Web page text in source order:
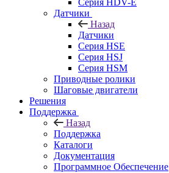
Серия HDV-E
Датчики
Назад
Датчики
Серия HSE
Серия HSJ
Серия HSM
Приводные ролики
Шаговые двигатели
Решения
Поддержка
Назад
Поддержка
Каталоги
Документация
Программное Обеспечение